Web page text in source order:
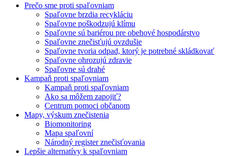
Prečo sme proti spaľovniam
Spaľovne brzdia recykláciu
Spaľovne poškodzujú klímu
Spaľovne sú bariérou pre obehové hospodárstvo
Spaľovne znečisťujú ovzdušie
Spaľovne tvoria odpad, ktorý je potrebné skládkovať
Spaľovne ohrozujú zdravie
Spaľovne sú drahé
Kampaň proti spaľovniam
Kampaň proti spaľovniam
Ako sa môžem zapojiť?
Centrum pomoci občanom
Mapy, výskum znečistenia
Biomonitoring
Mapa spaľovní
Národný register znečisťovania
Lepšie alternatívy k spaľovniam